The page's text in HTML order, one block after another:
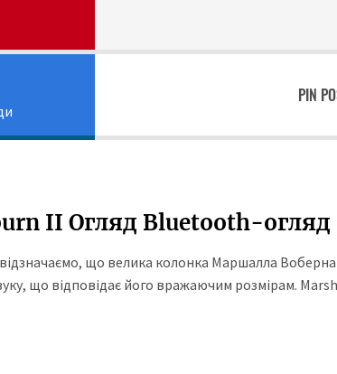
PIN
II Огляд Bluetooth-огляд
що велика колонка Маршалла
що відповідає його вражаючим розмірам.